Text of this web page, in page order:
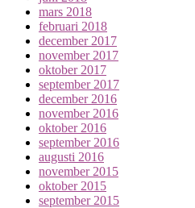
mars 2018
februari 2018
december 2017
november 2017
oktober 2017
september 2017
december 2016
november 2016
oktober 2016
september 2016
augusti 2016
november 2015
oktober 2015
september 2015